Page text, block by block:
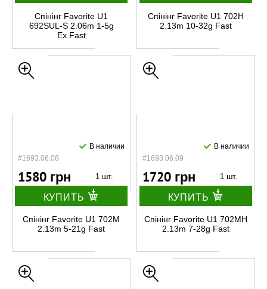
Спінінг Favorite U1
692SUL-S 2.06m 1-5g
Ex.Fast
Спінінг Favorite U1 702H
2.13m 10-32g Fast
#1693.06.08
В наличии
1580 грн 1 шт.
КУПИТЬ
Спінінг Favorite U1 702M
2.13m 5-21g Fast
#1693.06.09
В наличии
1720 грн 1 шт.
КУПИТЬ
Спінінг Favorite U1 702MH
2.13m 7-28g Fast